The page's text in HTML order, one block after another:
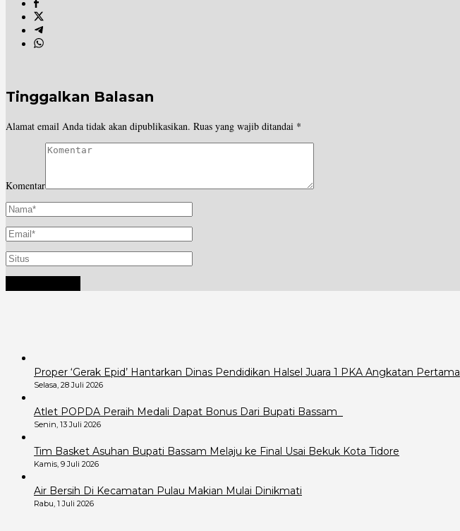
Tinggalkan Balasan
Alamat email Anda tidak akan dipublikasikan. Ruas yang wajib ditandai *
Komentar
Proper ‘Gerak Epid’ Hantarkan Dinas Pendidikan Halsel Juara 1 PKA Angkatan Pertama
Selasa, 28 Juli 2026
Atlet POPDA Peraih Medali Dapat Bonus Dari Bupati Bassam
Senin, 13 Juli 2026
Tim Basket Asuhan Bupati Bassam Melaju ke Final Usai Bekuk Kota Tidore
Kamis, 9 Juli 2026
Air Bersih Di Kecamatan Pulau Makian Mulai Dinikmati
Rabu, 1 Juli 2026